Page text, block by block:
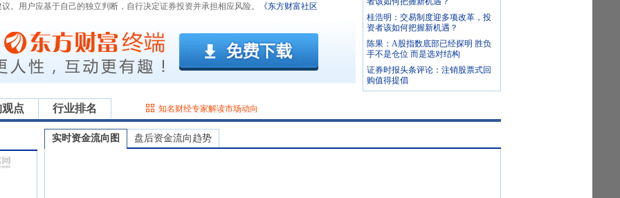
。用户应基于自己的独立判断，自行决定证券投资并承担相应风险。
《东方财富社区
桂浩明：交易制度迎多项改革，投
资者该如何把握新机遇？
陈果：A股指数底部已经探明 胜负
手不是仓位 而是选对结构
证券时报头条评论：注销股票式回
购值得提倡
点 行业排名 知名财经专家解读市场动向
实时资金流向图 盘后资金流向趋势